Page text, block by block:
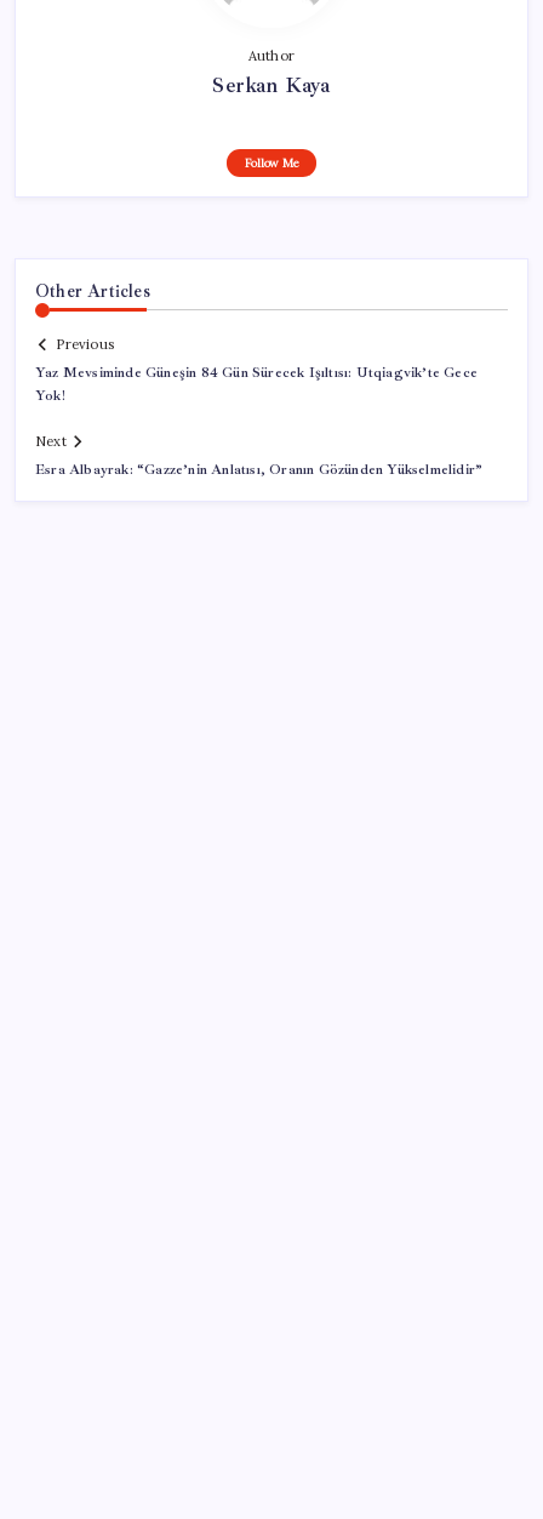
Author
Serkan Kaya
Follow Me
Other Articles
Previous
Yaz Mevsiminde Güneşin 84 Gün Sürecek Işıltısı: Utqiagvik’te Gece
Yok!
Next
Esra Albayrak: “Gazze’nin Anlatısı, Oranın Gözünden Yükselmelidir”